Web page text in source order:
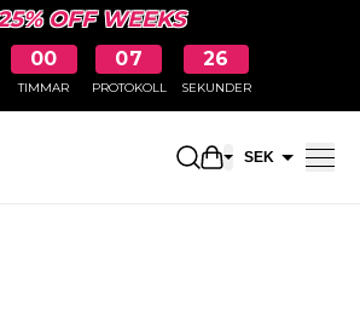
OFF WEEKS
00
TIMMAR
07
PROTOKOLL
25
SEKUNDER
Öppna
SEK